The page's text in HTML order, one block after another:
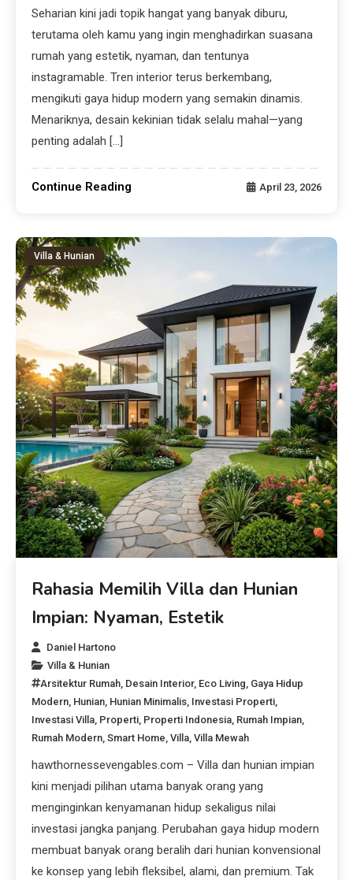
Seharian kini jadi topik hangat yang banyak diburu,
terutama oleh kamu yang ingin menghadirkan suasana
rumah yang estetik, nyaman, dan tentunya
instagramable. Tren interior terus berkembang,
mengikuti gaya hidup modern yang semakin dinamis.
Menariknya, desain kekinian tidak selalu mahal—yang
penting adalah […]
Continue Reading April 23, 2026
Villa & Hunian
Rahasia Memilih Villa dan Hunian
Impian: Nyaman, Estetik
Daniel Hartono
Villa & Hunian
Arsitektur Rumah, Desain Interior, Eco Living, Gaya Hidup
Modern, Hunian, Hunian Minimalis, Investasi Properti,
Investasi Villa, Properti, Properti Indonesia, Rumah Impian,
Rumah Modern,Smart Home,Villa,Villa Mewah
hawthornessevengables.com – Villa dan hunian impian
kini menjadi pilihan utama banyak orang yang
menginginkan kenyamanan hidup sekaligus nilai
investasi jangka panjang. Perubahan gaya hidup modern
membuat banyak orang beralih dari hunian konvensional
ke konsep yang lebih fleksibel, alami, dan premium. Tak